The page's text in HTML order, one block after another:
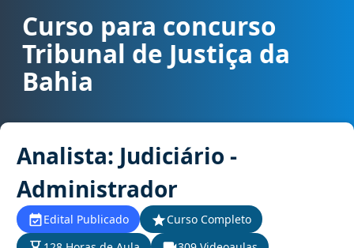
Curso para concurso TJ BA - Tribunal de Justiça da Bahia cargo
Curso para concurso
Tribunal de Justiça da
Bahia
Analista: Judiciário -
Administrador
Edital Publicado
Curso Completo